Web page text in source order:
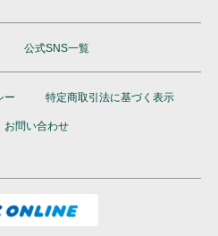
公式SNS一覧
ー 特定商取引法に基づく表示
お問い合わせ